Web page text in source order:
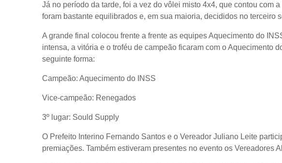
Já no período da tarde, foi a vez do vôlei misto 4x4, que contou com
foram bastante equilibrados e, em sua maioria, decididos no terceiro
A grande final colocou frente a frente as equipes Aquecimento do
intensa, a vitória e o troféu de campeão ficaram com o Aquecimento
seguinte forma:
Campeão: Aquecimento do INSS
Vice-campeão: Renegados
3º lugar: Sould Supply
O Prefeito Interino Fernando Santos e o Vereador Juliano Leite
premiações. Também estiveram presentes no evento os Vereadores